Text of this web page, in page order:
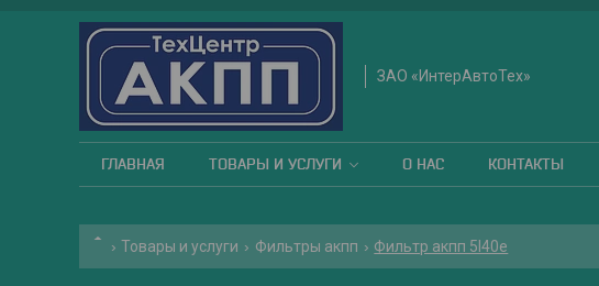
ЗАО «ИнтерАвтоТех»
ГЛАВНАЯ ТОВАРЫ И УСЛУГИ О НАС КОНТАКТЫ
Товары и услуги Фильтры акпп Фильтр акпп 5l40e